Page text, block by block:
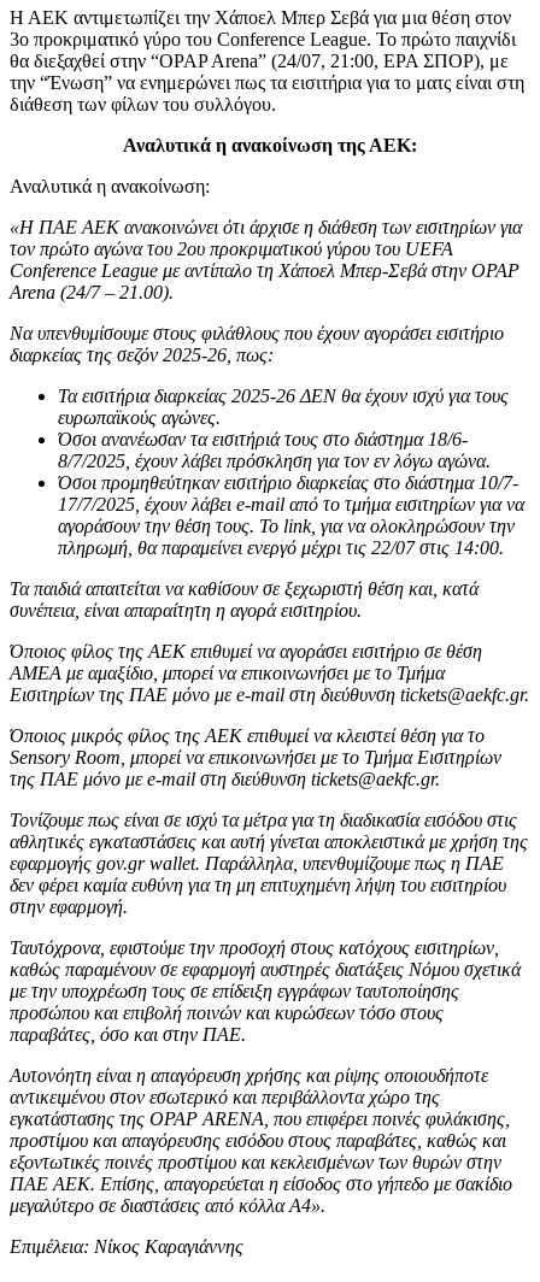
Η ΑΕΚ αντιμετωπίζει την Χάποελ Μπερ Σεβά για μια θέση στον
3ο προκριματικό γύρο του Conference League. Το πρώτο παιχνίδι
θα διεξαχθεί στην “OPAP Arena” (24/07, 21:00, ΕΡΑ ΣΠΟΡ), με
την “Ένωση” να ενημερώνει πως τα εισιτήρια για το ματς είναι στη
διάθεση των φίλων του συλλόγου.
Αναλυτικά η ανακοίνωση της ΑΕΚ:
Αναλυτικά η ανακοίνωση:
«Η ΠΑΕ ΑΕΚ ανακοινώνει ότι άρχισε η διάθεση των εισιτηρίων για
τον πρώτο αγώνα του 2ου προκριματικού γύρου του UEFA
Conference League με αντίπαλο τη Χάποελ Μπερ-Σεβά στην OPAP
Arena (24/7 – 21.00).
Να υπενθυμίσουμε στους φιλάθλους που έχουν αγοράσει εισιτήριο
διαρκείας της σεζόν 2025-26, πως:
Τα εισιτήρια διαρκείας 2025-26 ΔΕΝ θα έχουν ισχύ για τους
ευρωπαϊκούς αγώνες.
Όσοι ανανέωσαν τα εισιτήριά τους στο διάστημα 18/6-
8/7/2025, έχουν λάβει πρόσκληση για τον εν λόγω αγώνα.
Όσοι προμηθεύτηκαν εισιτήριο διαρκείας στο διάστημα 10/7-
17/7/2025, έχουν λάβει e-mail από το τμήμα εισιτηρίων για να
αγοράσουν την θέση τους. Το link, για να ολοκληρώσουν την
πληρωμή, θα παραμείνει ενεργό μέχρι τις 22/07 στις 14:00.
Τα παιδιά απαιτείται να καθίσουν σε ξεχωριστή θέση και, κατά
συνέπεια, είναι απαραίτητη η αγορά εισιτηρίου.
Όποιος φίλος της ΑΕΚ επιθυμεί να αγοράσει εισιτήριο σε θέση
ΑΜΕΑ με αμαξίδιο, μπορεί να επικοινωνήσει με το Τμήμα
Εισιτηρίων της ΠΑΕ μόνο με e-mail στη διεύθυνση tickets@aekfc.gr.
Όποιος μικρός φίλος της ΑΕΚ επιθυμεί να κλειστεί θέση για το
Sensory Room, μπορεί να επικοινωνήσει με το Τμήμα Εισιτηρίων
της ΠΑΕ μόνο με e-mail στη διεύθυνση tickets@aekfc.gr.
Τονίζουμε πως είναι σε ισχύ τα μέτρα για τη διαδικασία εισόδου στις
αθλητικές εγκαταστάσεις και αυτή γίνεται αποκλειστικά με χρήση της
εφαρμογής gov.gr wallet. Παράλληλα, υπενθυμίζουμε πως η ΠΑΕ
δεν φέρει καμία ευθύνη για τη μη επιτυχημένη λήψη του εισιτηρίου
στην εφαρμογή.
Ταυτόχρονα, εφιστούμε την προσοχή στους κατόχους εισιτηρίων,
καθώς παραμένουν σε εφαρμογή αυστηρές διατάξεις Νόμου σχετικά
με την υποχρέωση τους σε επίδειξη εγγράφων ταυτοποίησης
προσώπου και επιβολή ποινών και κυρώσεων τόσο στους
παραβάτες, όσο και στην ΠΑΕ.
Αυτονόητη είναι η απαγόρευση χρήσης και ρίψης οποιουδήποτε
αντικειμένου στον εσωτερικό και περιβάλλοντα χώρο της
εγκατάστασης της OPAP ARENA, που επιφέρει ποινές φυλάκισης,
προστίμου και απαγόρευσης εισόδου στους παραβάτες, καθώς και
εξοντωτικές ποινές προστίμου και κεκλεισμένων των θυρών στην
ΠΑΕ ΑΕΚ. Επίσης, απαγορεύεται η είσοδος στο γήπεδο με σακίδιο
μεγαλύτερο σε διαστάσεις από κόλλα Α4».
Επιμέλεια: Νίκος Καραγιάννης